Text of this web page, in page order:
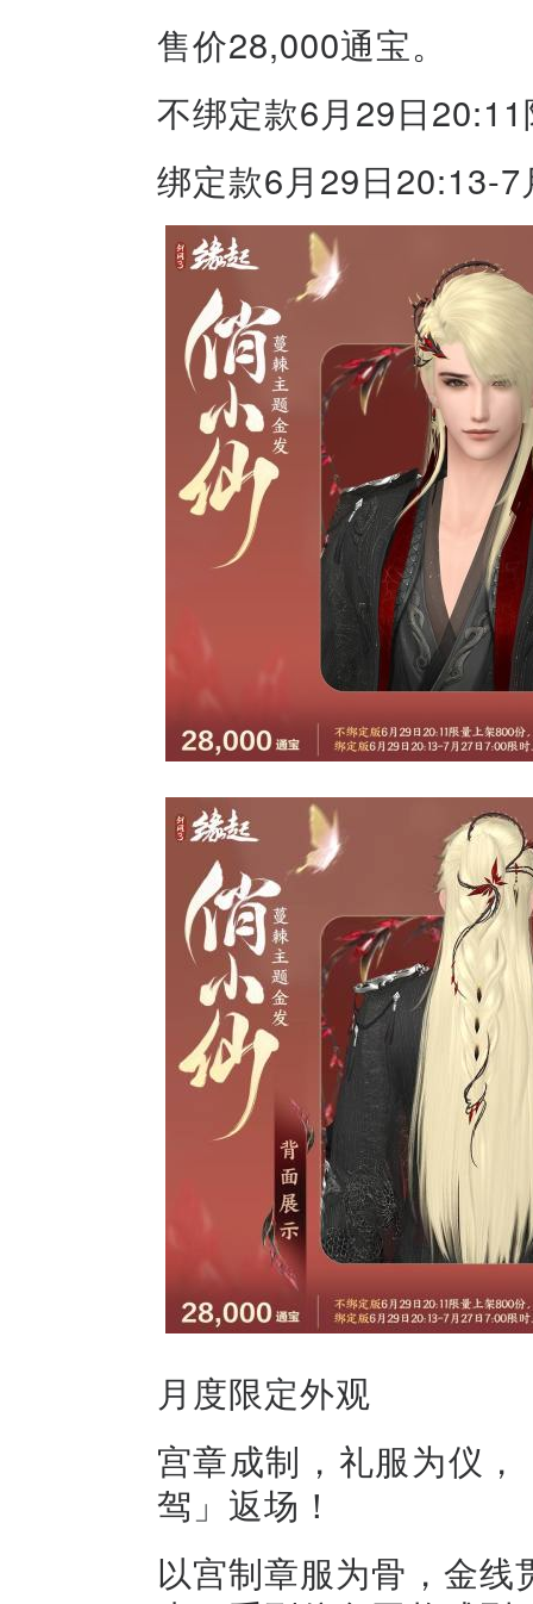
售价28,000通宝。
不绑定款6月29日
绑定款6月29日20:13-
月度限定外观
宫章成制，礼服为仪
驾」返场！
以宫制章服为骨，金